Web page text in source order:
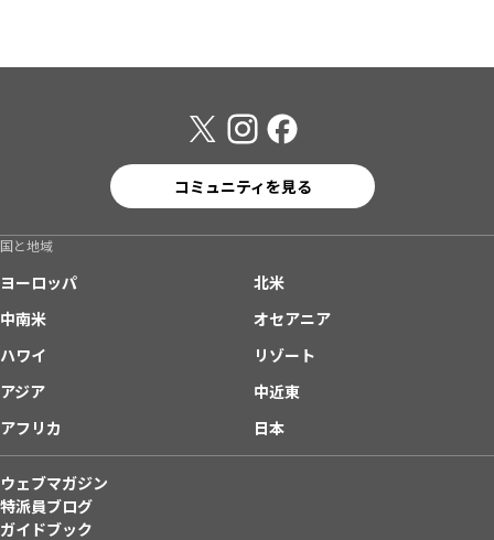
コミュニティを見る
国と地域
ヨーロッパ
北米
中南米
オセアニア
ハワイ
リゾート
アジア
中近東
アフリカ
日本
ウェブマガジン
特派員ブログ
ガイドブック